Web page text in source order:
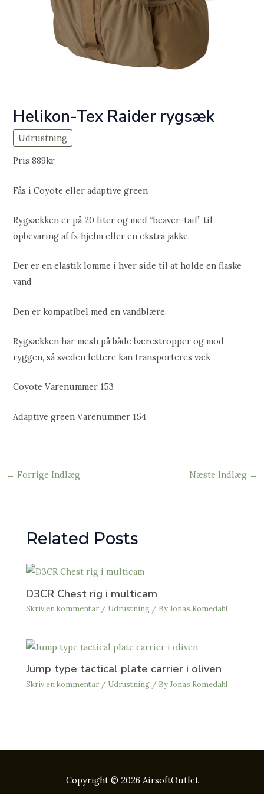
Helikon-Tex Raider rygsæk
Udrustning
Pris 889kr
Fås i Coyote eller adaptive green
Rygsækken er på 20 liter og med “beaver-tail” til
opbevaring af fx hjelm eller en ekstra jakke.
Der er en elastik lomme i hver side til at holde en flaske
vand
Den er kompatibel med en vandblære.
Rygsækken har mesh på både bærestropper og mod
ryggen, så sveden lettere kan transporteres væk
Coyote Varenummer 153
Adaptive green Varenummer 154
← Forrige Indlæg Næste Indlæg →
Related Posts
D3CR Chest rig i multicam
Skriv en kommentar / Udrustning / ByJonas Romedahl
Jump type tactical plate carrier i oliven
Skriv en kommentar / Udrustning / ByJonas Romedahl
Copyright © 2026 AirsoftOutlet